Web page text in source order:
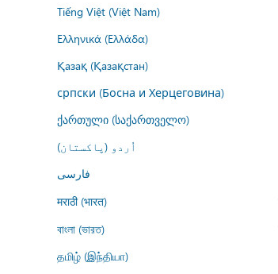
Tiếng Việt (Việt Nam)
Ελληνικά (Ελλάδα)
Қазақ (Қазақстан)
српски (Босна и Херцеговина)
ქართული (საქართველო)
اُردو (پاکستان)
فارسى
मराठी (भारत)
বাংলা (ভারত)
தமிழ் (இந்தியா)